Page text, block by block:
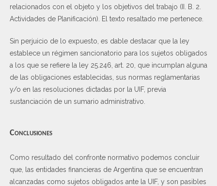
relacionados con el objeto y los objetivos del trabajo (II. B. 2.
Actividades de Planificación). El texto resaltado me pertenece.
Sin perjuicio de lo expuesto, es dable destacar que la ley
establece un régimen sancionatorio para los sujetos obligados
a los que se refiere la ley 25.246, art. 20, que incumplan alguna
de las obligaciones establecidas, sus normas reglamentarias
y/o en las resoluciones dictadas por la UIF, previa
sustanciación de un sumario administrativo.
Conclusiones
Como resultado del confronte normativo podemos concluir
que, las entidades financieras de Argentina que se encuentran
alcanzadas como sujetos obligados ante la UIF, y son pasibles